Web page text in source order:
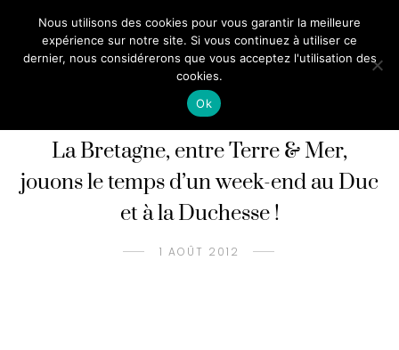
FRANCE
La Bretagne, entre Terre & Mer,
jouons le temps d’un week-end au Duc
et à la Duchesse !
1 AOÛT 2012
Nous utilisons des cookies pour vous garantir la meilleure
expérience sur notre site. Si vous continuez à utiliser ce
dernier, nous considérerons que vous acceptez l'utilisation des
cookies.
Ok